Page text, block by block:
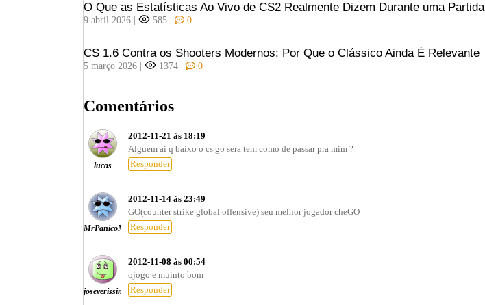
O Que as Estatísticas Ao Vivo de CS2 Realmente Dizem Durante uma Partida
9 abril 2026 | 585 | 0
CS 1.6 Contra os Shooters Modernos: Por Que o Clássico Ainda É Relevante
5 março 2026 | 1374 | 0
Comentários
lucas
2012-11-21 às 18:19
Alguem ai q baixo o cs go sera tem como de passar pra mim ?
Responder
MrPanicoMateus
2012-11-14 às 23:49
GO(counter strike global offensive) seu melhor jogador cheGO
Responder
joseverissimo
2012-11-08 às 00:54
ojogo e muinto bom
Responder